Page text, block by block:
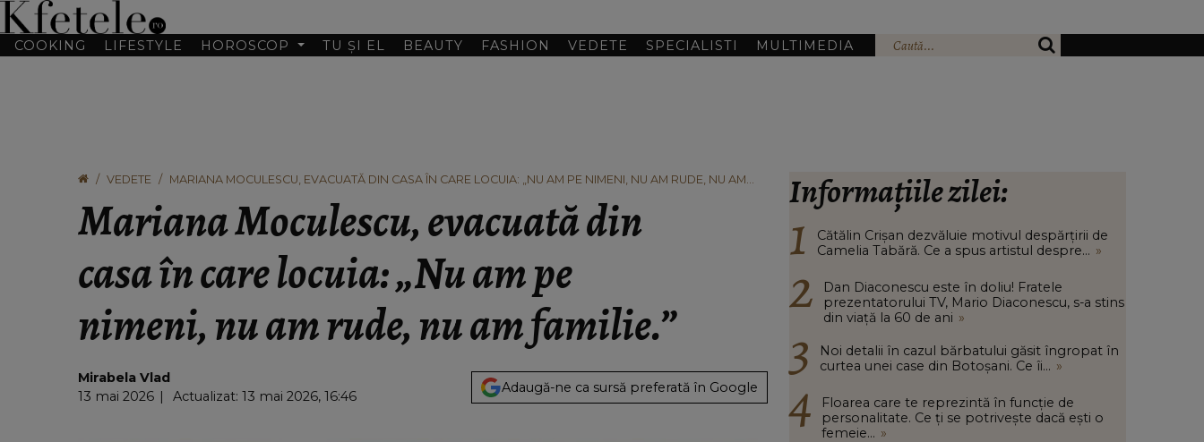
COOKING LIFESTYLE HOROSCOP TU ȘI EL BEAUTY FASHION VEDETE SPECIALISTI MULTIMEDIA
VEDETE
MARIANA MOCULESCU, EVACUATĂ DIN CASA ÎN CARE LOCUIA: „NU AM PE NIMENI, NU AM RUDE, NU AM
Mariana Moculescu, evacuată din
casa în care locuia: „Nu am pe
nimeni, nu am rude, nu am familie.”
Mirabela Vlad
13 mai 2026
Actualizat: 13 mai 2026, 16:46
Adaugă-ne ca sursă preferată în Google
Informațiile zilei:
Cătălin Crișan dezvăluie motivul despărțirii de
Camelia Tabără. Ce a spus artistul despre... »
Dan Diaconescu este în doliu! Fratele
prezentatorului TV, Mario Diaconescu, s-a stins
din viață la 60 de ani »
Noi detalii în cazul bărbatului găsit îngropat în
curtea unei case din Botoșani. Ce îi... »
Floarea care te reprezintă în funcție de
personalitate. Ce ți se potrivește dacă ești o
femeie... »